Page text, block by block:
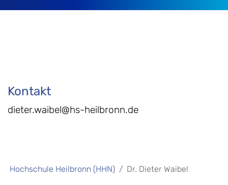
Kontakt
dieter.waibel@hs-heilbronn.de
Hochschule Heilbronn (HHN) Dr. Dieter Waibel